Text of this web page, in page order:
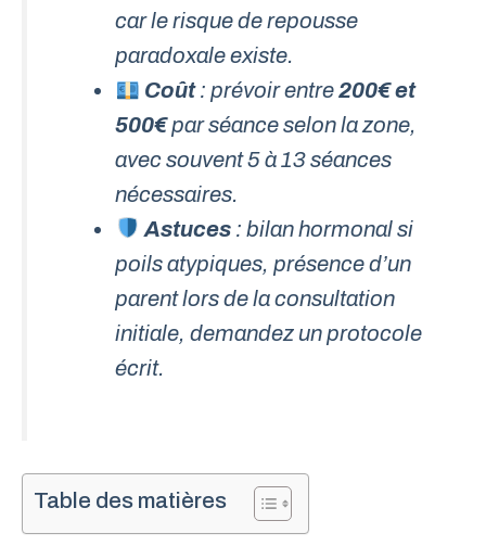
car le risque de repousse
paradoxale existe.
Coût: prévoir entre200€ et
500€par séance selon la zone,
avec souvent 5 à 13 séances
nécessaires.
Astuces : bilan hormonal si
poils atypiques, présence d’un
parent lors de la consultation
initiale, demandez un protocole
écrit.
Table des matières